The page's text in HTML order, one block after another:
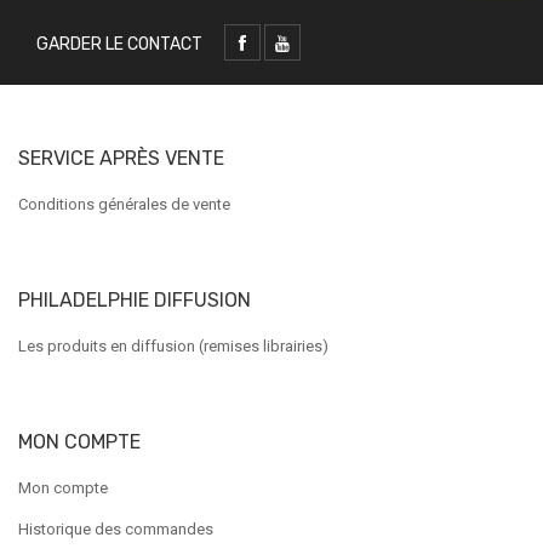
GARDER LE CONTACT
SERVICE APRÈS VENTE
Conditions générales de vente
PHILADELPHIE DIFFUSION
Les produits en diffusion (remises librairies)
MON COMPTE
Mon compte
Historique des commandes